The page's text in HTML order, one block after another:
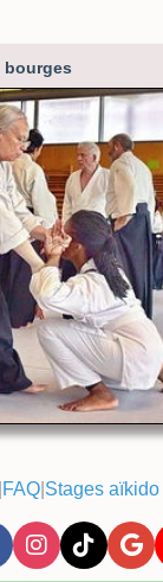
bourges
FAQ Stages aïkido